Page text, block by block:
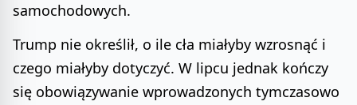
samochodowych.
Trump nie określił, o ile cła miałyby wzrosnąć i
czego miałyby dotyczyć. W lipcu jednak kończy
się obowiązywanie wprowadzonych tymczasowo